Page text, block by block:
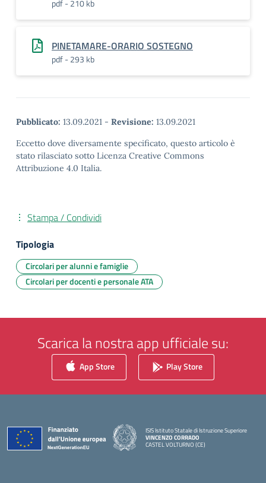
pdf - 210 kb
PINETAMARE-ORARIO SOSTEGNO
pdf - 293 kb
Pubblicato: 13.09.2021 - Revisione: 13.09.2021
Eccetto dove diversamente specificato, questo articolo è
stato rilasciato sotto Licenza Creative Commons
Attribuzione 4.0 Italia.
Stampa / Condividi
Tipologia
Circolari per alunni e famiglie
Circolari per docenti e personale ATA
Scarica la nostra app ufficiale su:
App Store Play Store
ISIS Istituto Statale di Istruzione Superiore
VINCENZO CORRADO
CASTEL VOLTURNO (CE)